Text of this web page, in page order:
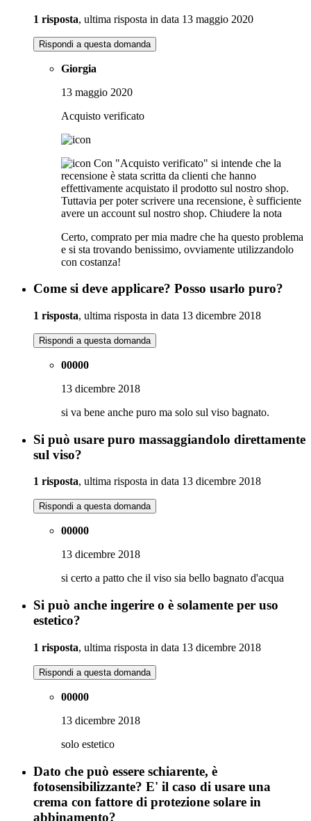
1 risposta, ultima risposta in data 13 maggio 2020
Rispondi a questa domanda
Giorgia
13 maggio 2020
Acquisto verificato
Con "Acquisto verificato" si intende che la
recensione è stata scritta da clienti che hanno
effettivamente acquistato il prodotto sul nostro shop.
Tuttavia per poter scrivere una recensione, è sufficiente
avere un account sul nostro shop. Chiudere la nota
Certo, comprato per mia madre che ha questo problema
e si sta trovando benissimo, ovviamente utilizzandolo
con costanza!
Come si deve applicare? Posso usarlo puro?
1 risposta, ultima risposta in data 13 dicembre 2018
Rispondi a questa domanda
00000
13 dicembre 2018
si va bene anche puro ma solo sul viso bagnato.
Si può usare puro massaggiandolo direttamente
sul viso?
1 risposta, ultima risposta in data 13 dicembre 2018
Rispondi a questa domanda
00000
13 dicembre 2018
si certo a patto che il viso sia bello bagnato d'acqua
Si può anche ingerire o è solamente per uso
estetico?
1 risposta, ultima risposta in data 13 dicembre 2018
Rispondi a questa domanda
00000
13 dicembre 2018
solo estetico
Dato che può essere schiarente, è
fotosensibilizzante? E' il caso di usare una
crema con fattore di protezione solare in
abbinamento?